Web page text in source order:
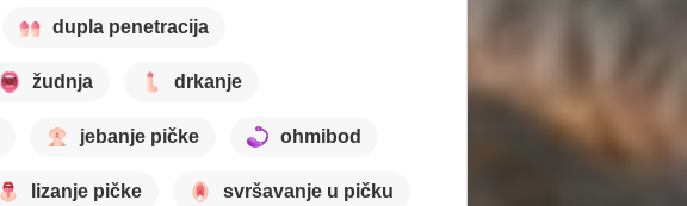
dupla penetracija
žudnja drkanje
jebanje pičke ohmibod
lizanje pičke svršavanje u pičku